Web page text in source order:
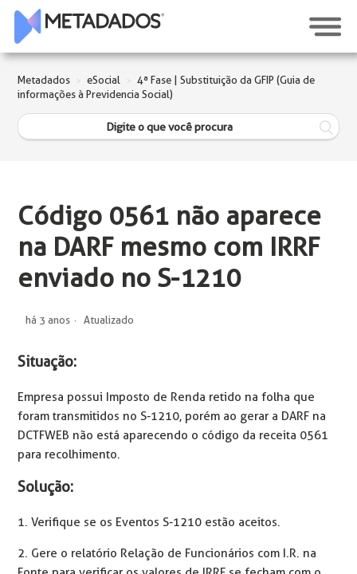
Metadados eSocial
4ª Fase | Substituição da GFIP (Guia de
informações à Previdencia Social)
Código 0561 não aparece
na DARF mesmo com IRRF
enviado no S-1210
há 3 anos Atualizado
Situação:
Empresa possui Imposto de Renda retido na folha que
foram transmitidos no S-1210, porém ao gerar a DARF na
DCTFWEB não está aparecendo o código da receita 0561
para recolhimento.
Solução:
1. Verifique se os Eventos S-1210 estão aceitos.
2. Gere o relatório Relação de Funcionários com I.R. na